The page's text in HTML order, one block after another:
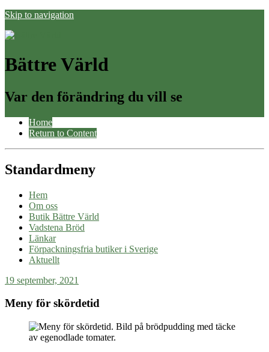
Skip to navigation
Bättre Värld
Var den förändring du vill se
Home
Return to Content
Standardmeny
Hem
Om oss
Butik Bättre Värld
Vadstena Bröd
Länkar
Förpackningsfria butiker i Sverige
Aktuellt
19 september, 2021
Meny för skördetid